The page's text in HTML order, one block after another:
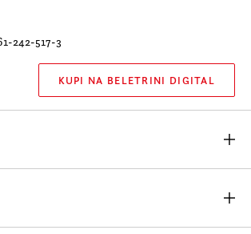
242-517-3
KUPI NA BELETRINI DIGITAL
z naslovom
razkrije z novim, svežim in ostrim
ustavlja pred pragom spoznanja in